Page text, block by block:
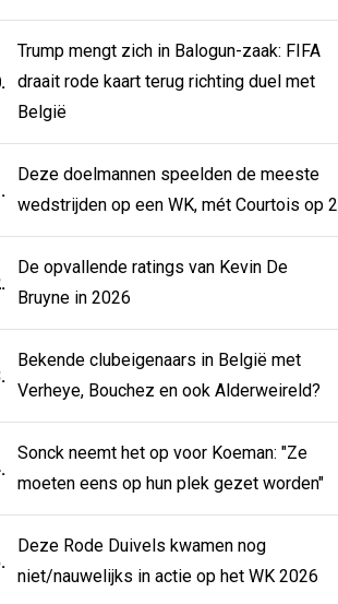
Trump mengt zich in Balogun-zaak: FIFA
draait rode kaart terug richting duel met
België
Deze doelmannen speelden de meeste
wedstrijden op een WK, mét Courtois op 2
De opvallende ratings van Kevin De
Bruyne in 2026
Bekende clubeigenaars in België met
Verheye, Bouchez en ook Alderweireld?
Sonck neemt het op voor Koeman: "Ze
moeten eens op hun plek gezet worden"
Deze Rode Duivels kwamen nog
niet/nauwelijks in actie op het WK 2026